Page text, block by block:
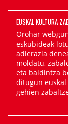
EUSKAL KULTURA
Orohar
eskubideak
adierazia
moldatu,
eta baldintza
ditugun
gehien